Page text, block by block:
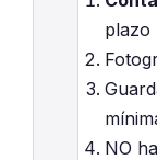
plazo
NO